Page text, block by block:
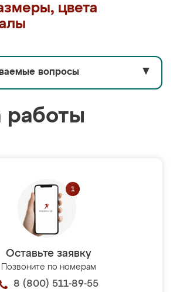
цвета
вопросы ▼
работы
Оставьте заявку
Позвоните по номерам
8 (800) 511-89-55